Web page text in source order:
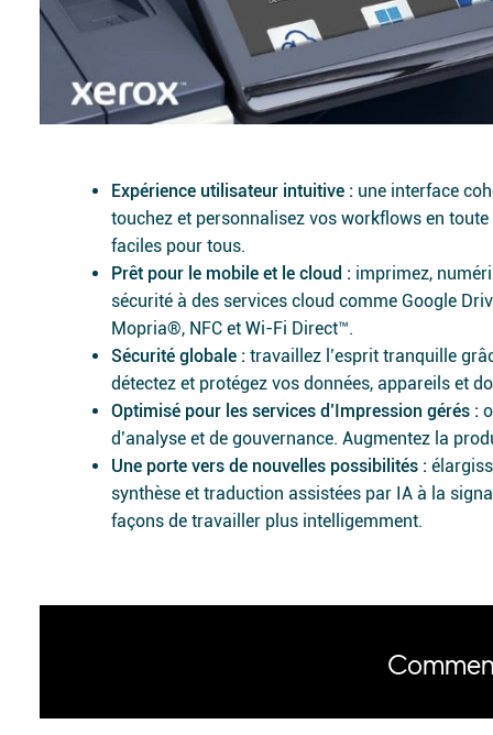
Expérience utilisateur intuitive : une interface
touchez et personnalisez vos workflows en
faciles pour tous.
Prêt pour le mobile et le cloud : imprimez,
sécurité à des services cloud comme Google
Mopria®, NFC et Wi-Fi Direct™.
Sécurité globale : travaillez l’esprit tranquille
détectez et protégez vos données, appareils et
Optimisé pour les services d’Impression gérés :
d’analyse et de gouvernance. Augmentez la
Une porte vers de nouvelles possibilités :
synthèse et traduction assistées par IA à la
façons de travailler plus intelligemment.